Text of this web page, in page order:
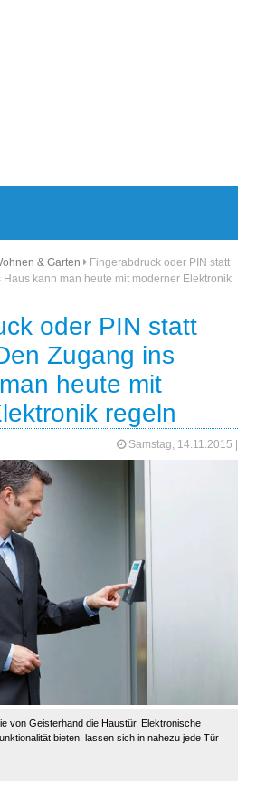
& Garten
Fingerabdruck oder PIN statt
kann man heute mit moderner Elektronik
oder PIN statt
Zugang ins
heute mit
regeln
Samstag, 14.11.2015
von Geisterhand die Haustür. Elektronische
bieten, lassen sich in nahezu jede Tür